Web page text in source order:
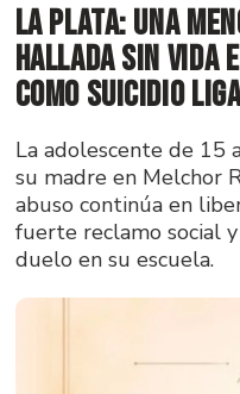
La Plata: una
hallada sin vida
como suicidio
La adolescente de 15
su madre en Melchor
abuso continúa en
fuerte reclamo social
duelo en su escuela.